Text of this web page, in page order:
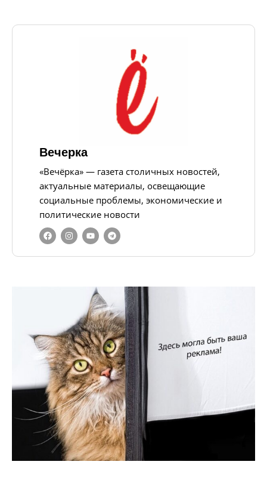
Вечерка
«Вечёрка» — газета столичных новостей,
актуальные материалы, освещающие
социальные проблемы, экономические и
политические новости